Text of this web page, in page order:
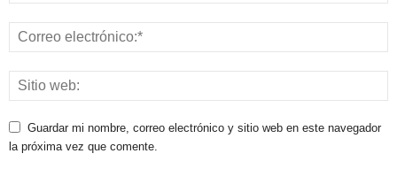
Guardar mi nombre, correo electrónico y sitio web en este navegador
la próxima vez que comente.